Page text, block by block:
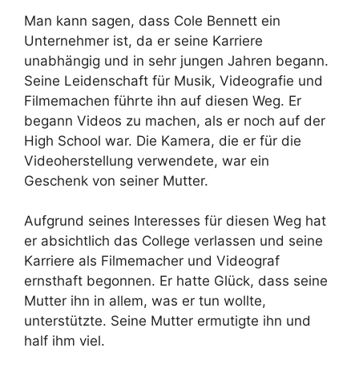
Man kann sagen, dass Cole Bennett ein
Unternehmer ist, da er seine Karriere
unabhängig und in sehr jungen Jahren begann.
Seine Leidenschaft für Musik, Videografie und
Filmemachen führte ihn auf diesen Weg. Er
begann Videos zu machen, als er noch auf der
High School war. Die Kamera, die er für die
Videoherstellung verwendete, war ein
Geschenk von seiner Mutter.
Aufgrund seines Interesses für diesen Weg hat
er absichtlich das College verlassen und seine
Karriere als Filmemacher und Videograf
ernsthaft begonnen. Er hatte Glück, dass seine
Mutter ihn in allem, was er tun wollte,
unterstützte. Seine Mutter ermutigte ihn und
half ihm viel.